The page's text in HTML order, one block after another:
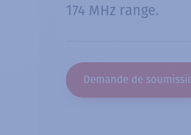
174 MHz range.
Demande de